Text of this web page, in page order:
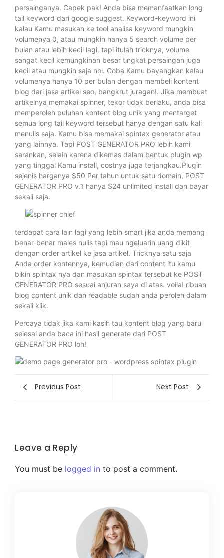
persainganya. Capek pak! Anda bisa memanfaatkan long
tail keyword dari google suggest. Keyword-keyword ini
kalau Kamu masukan ke tool analisa keyword mungkin
volumenya 0, atau mungkin hanya 5 search volume per
bulan atau lebih kecil lagi. tapi itulah tricknya, volume
sangat kecil kemungkinan besar tingkat persaingan juga
kecil atau mungkin saja nol. Coba Kamu bayangkan kalau
volumenya hanya 10 per bulan dengan membeli kontent
blog dari jasa artikel seo, bangkrut juragan!. Jika membuat
artikelnya memakai spinner, tekor tidak berlaku, anda bisa
memperoleh puluhan kontent blog unik yang mentarget
semua long tail keyword tersebut hanya dengan satu kali
menulis saja. Kamu bisa memakai spintax generator atau
yang lainnya. Tapi POST GENERATOR PRO lebih kami
sarankan, selain karena dikemas dalam bentuk plugin wp
yang tinggal Kamu install, costnya juga terjangkau.Plugin
sejenis harganya $50 Per tahun untuk satu domain, POST
GENERATOR PRO v.1 hanya $24 unlimited install dan bayar
sekali saja.
terdapat cara lain lagi yang lebih smart jika anda memang
benar-benar males nulis tapi mau ngeluarin uang dikit
dengan order artikel ke jasa artikel. Tricknya satu saja
Anda order kontennya, kemudian dari content itu kamu
bikin spintax nya dan masukan spintax tersebut ke POST
GENERATOR PRO sesuai anjuran saya di atas. voila! ribuan
blog content unik dan readable sudah anda peroleh dalam
sekali klik.
Percaya tidak jika kami kasih tau kontent blog yang baru
selesai anda baca ini hasil generate dari POST
GENERATOR PRO loh!
Previous Post Next Post
Leave a Reply
You must be logged in to post a comment.